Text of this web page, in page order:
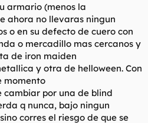
armario (menos la
ahora no llevaras ningun
o en su defecto de cuero con
o mercadillo mas cercanos y
de iron maiden
y otra de helloween. Con
momento
cambiar por una de blind
q nunca, bajo ningun
corres el riesgo de que se